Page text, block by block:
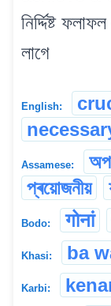
নিৰ্দ্দিষ্ট
লাগে
English:
Assamese:
প্ৰয়োজনীয়
Bodo: गोनां
Khasi: ba
Karbi: